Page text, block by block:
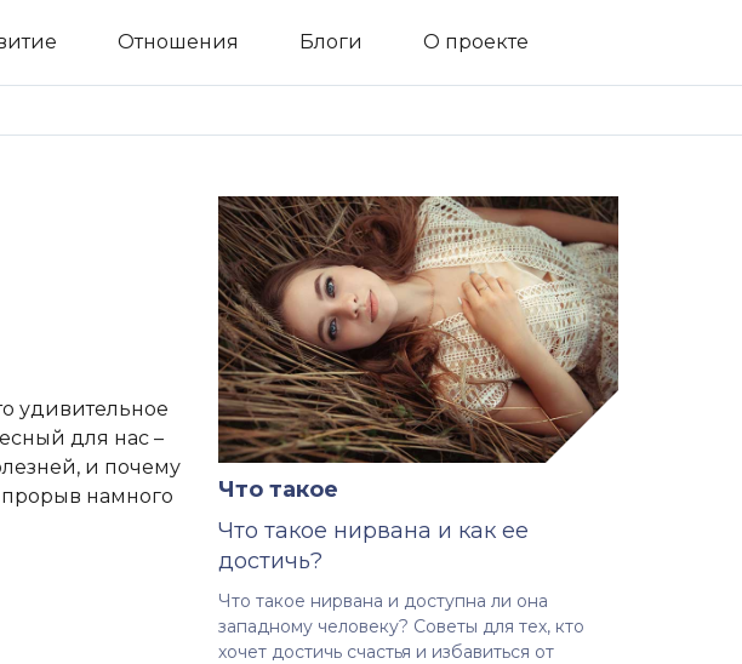
Отношения Блоги О проекте
удивительное
для нас –
и почему
намного
Что такое
Что такое нирвана и как ее
достичь?
Что такое нирвана и доступна ли она
западному человеку? Советы для тех, кто
хочет достичь счастья и избавиться от